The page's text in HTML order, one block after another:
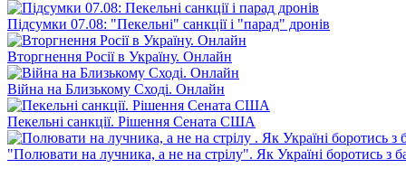
Підсумки 07.08: "Пекельні" санкції і "парад" дронів
Вторгнення Росії в Україну. Онлайн
Війна на Близькому Сході. Онлайн
Пекельні санкції. Рішення Сената США
"Полювати на лучника, а не на стрілу". Як Україні боротись з